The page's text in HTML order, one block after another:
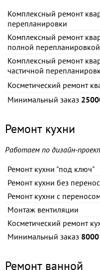
Комплексный ремонт
перепланировки
Комплексный ремонт
полной перепланировкой
Комплексный ремонт
частичной
Косметический ремонт
Минимальный заказ
Ремонт кухни
Работаем по дизайн-
Ремонт кухни "под ключ"
Ремонт кухни без
Ремонт кухни с
Монтаж вентиляции
Косметический ремонт
Минимальный заказ
Ремонт ванной